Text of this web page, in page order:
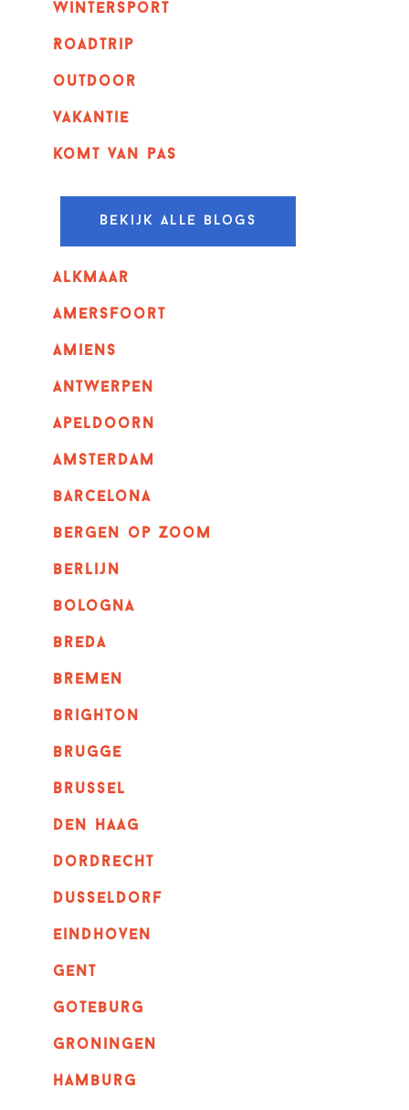
wintersport
Roadtrip
outdoor
vakantie
komt van pas
Bekijk alle blogs
alkmaar
amersfoort
amiens
Antwerpen
apeldoorn
Amsterdam
barcelona
bergen op zoom
berlijn
bologna
breda
bremen
brighton
brugge
Brussel
Den haag
dordrecht
dusseldorf
eindhoven
GENT
goteburg
groningen
hamburg